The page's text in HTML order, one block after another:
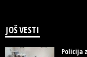
JOŠ VESTI
Policija